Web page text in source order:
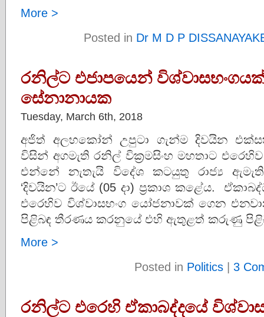
More >
Posted in Dr M D P
රනිල්ට එජාපයෙන්
සේනානායක
Tuesday, March 6th, 2018
අජිත් අලහකෝන් උපුටා ගැන්ම දිවයින
විසින් අගමැති රනිල් වික්‍රමසිංහ මහතාට
එන්නේ නැතැයි විදේශ කටයුතු රාජ්‍ය
‘දිවයින’ට ඊයේ (05 දා) ප්‍රකාශ කළේය.
එරෙහිව විශ්වාසභංග යෝජනාවක්‌ ගෙන
පිළිබඳ තීරණය කරනුයේ එහි ඇතුළත් කරුණු
More >
Posted in Politics | 3
රනිල්ට එරෙහි ඒකාබද්දයේ